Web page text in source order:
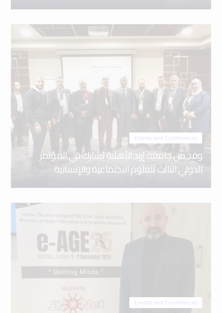
Events and Conferences
وفد من جامعة إربد الأهلية يُشارك في المؤتمر
الدولي الثالث للعلوم الاجتماعية والإنسانية
Events and Conferences